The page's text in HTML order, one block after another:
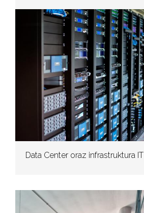
Data Center oraz infrastruktura IT